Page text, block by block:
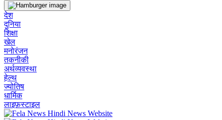
देश
दुनिया
शिक्षा
खेल
मनोरंजन
तकनीकी
अर्थव्यवस्था
हेल्थ
ज्योतिष
धार्मिक
लाइफ़स्टाइल